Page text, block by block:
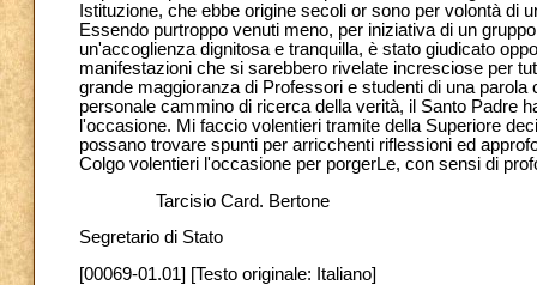
Istituzione, che ebbe origine secoli or sono per volontà di
Essendo purtroppo venuti meno, per iniziativa di un
un'accoglienza dignitosa e tranquilla, è stato giudicato
manifestazioni che si sarebbero rivelate incresciose per
grande maggioranza di Professori e studenti di una
personale cammino di ricerca della verità, il Santo Padre
l'occasione. Mi faccio volentieri tramite della Superiore
possano trovare spunti per arricchenti riflessioni ed
Colgo volentieri l'occasione per porgerLe, con sensi di
Tarcisio Card. Bertone
Segretario di Stato
[00069-01.01] [Testo originale: Italiano]